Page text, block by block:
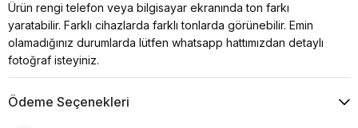
Ürün rengi telefon veya bilgisayar ekranında ton farkı
yaratabilir. Farklı cihazlarda farklı tonlarda görünebilir. Emin
olamadığınız durumlarda lütfen whatsapp hattımızdan detaylı
fotoğraf isteyiniz.
Ödeme Seçenekleri